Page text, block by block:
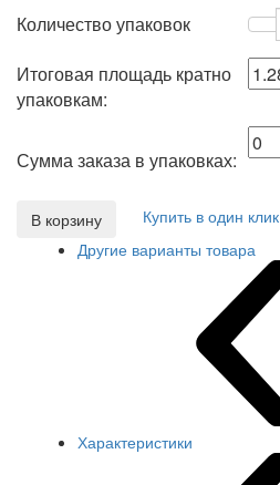
Количество упаковок
Итоговая площадь кратно
упаковкам:
Сумма заказа в упаковках:
В корзину
Купить в один клик
Другие варианты товара
Характеристики